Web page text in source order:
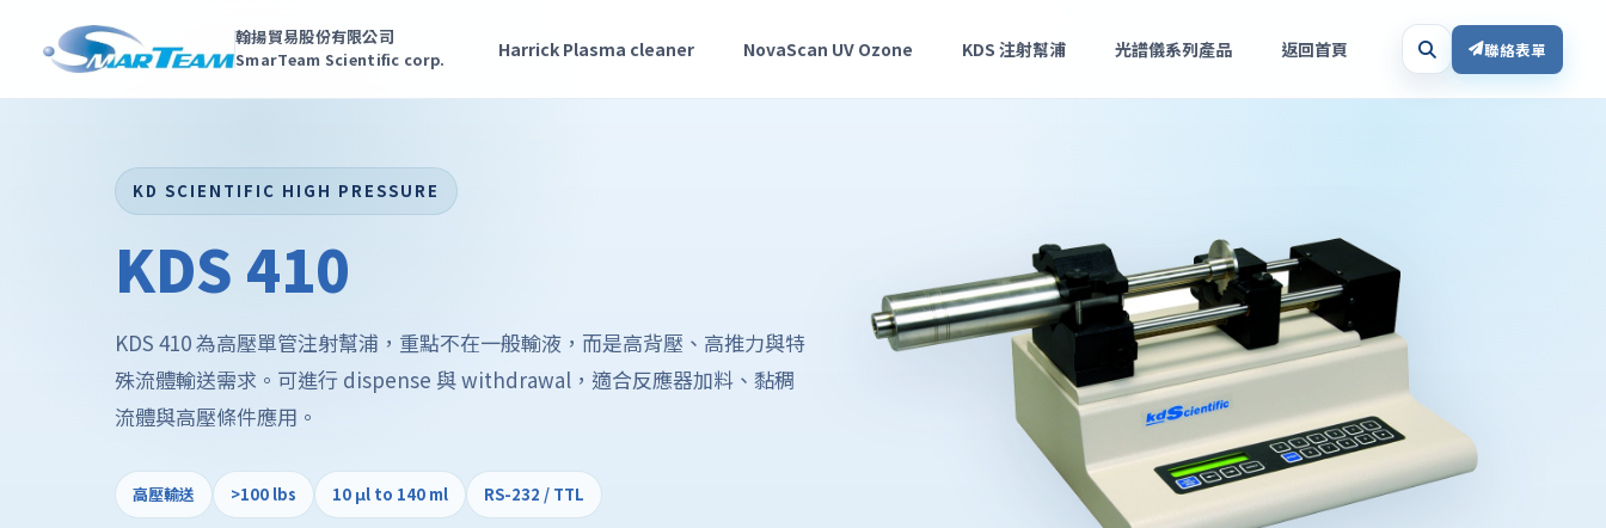
翰揚貿易股份有限公司
SmarTeam Scientific corp.
Harrick Plasma cleaner NovaScan UV Ozone KDS 注射幫浦 光譜儀系列產品 返回首頁 聯絡表單
KD SCIENTIFIC HIGH PRESSURE
KDS 410
KDS 410 為高壓單管注射幫浦，重點不在一般輸液，而是高背壓、高推力與特
殊流體輸送需求。可進行 dispense 與 withdrawal，適合反應器加料、黏稠
流體與高壓條件應用。
高壓輸送 >100 lbs 10 μl to 140 ml RS-232 / TTL